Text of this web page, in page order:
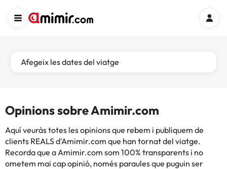
Afegeix les dates del viatge
Opinions sobre Amimir.com
Aquí veuràs totes les opinions que rebem i publiquem de
clients REALS d'Amimir.com que han tornat del viatge.
Recorda que a Amimir.com som 100% transparents i no
ometem mai cap opinió, només paraules que puguin ser